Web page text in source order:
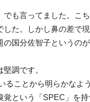
でも言ってました。こ
た。しかし鼻の差で
国分佐智子というの
調です。
ることから明らかな
覚という「SPEC」を